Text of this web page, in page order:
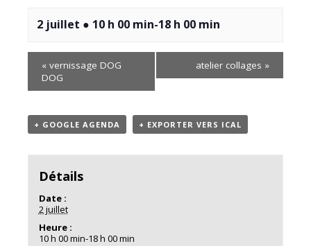
2 juillet ● 10 h 00 min-18 h 00 min
« vernissage DOG
DOG
atelier collages »
+ GOOGLE AGENDA + EXPORTER VERS ICAL
Détails
Date :
2 juillet
Heure :
10 h 00 min-18 h 00 min